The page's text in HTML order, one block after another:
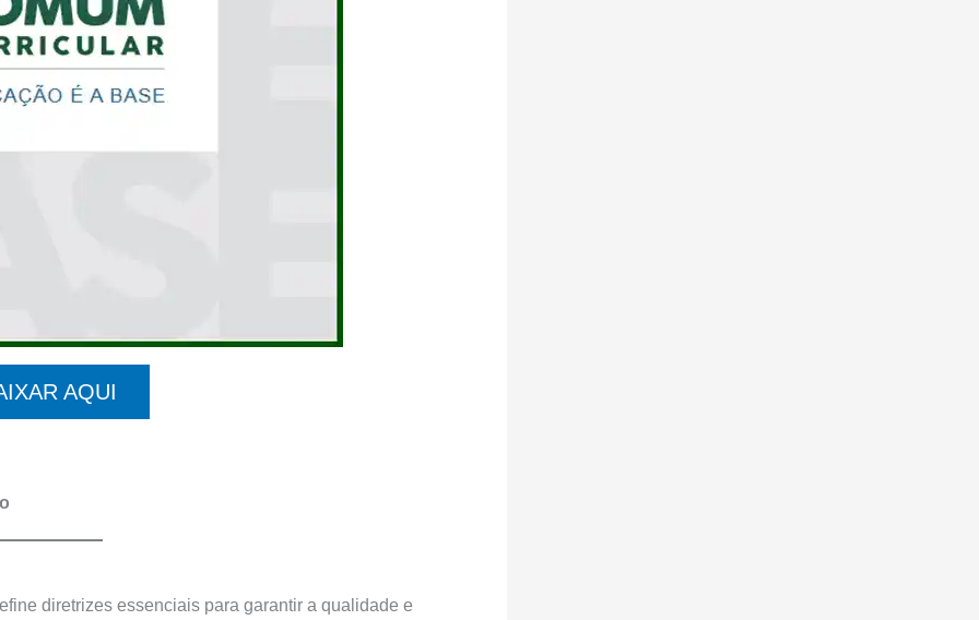
AQUI
diretrizes essenciais para garantir a qualidade e